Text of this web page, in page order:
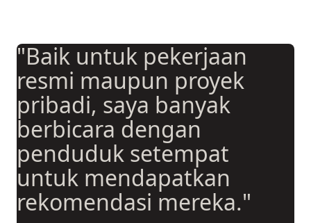
"Baik untuk pekerjaan
resmi maupun proyek
pribadi, saya banyak
berbicara dengan
penduduk setempat
untuk mendapatkan
rekomendasi mereka."